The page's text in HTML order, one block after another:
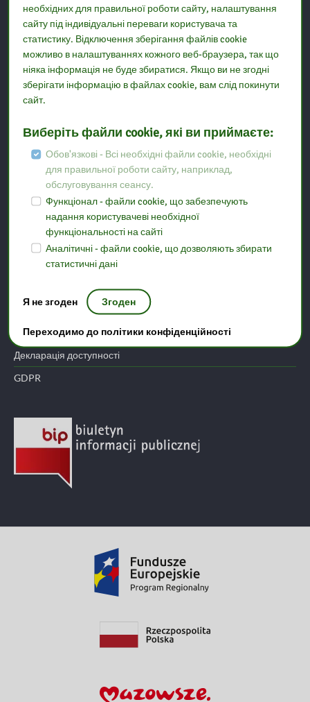
tel: (29) 764 21 29
e-mail: sekretariat@bp.ostroleka.pl
Корисні посилання
Міністерство освіти
Управління освіти у Варшаві
Центр ІТ-освіти та комп’ютерних застосувань у Варшаві
Центр підготовки вчителів Мазовецького місцевого
самоврядування
Повідомити про помилку
Карта сайту
Політика конфіденційності
Декларація доступності
GDPR
необхідних для правильної роботи сайту, налаштування
сайту під індивідуальні переваги користувача та
статистику. Відключення зберігання файлів cookie
можливо в налаштуваннях кожного веб-браузера, так що
ніяка інформація не буде збиратися. Якщо ви не згодні
зберігати інформацію в файлах cookie, вам слід покинути
сайт.
Виберіть файли cookie, які ви приймаєте:
Обов'язкові - Всі необхідні файли cookie, необхідні
для правильної роботи сайту, наприклад,
обслуговування сеансу.
Функціонал - файли cookie, що забезпечують
надання користувачеві необхідної
функціональності на сайті
Аналітичні - файли cookie, що дозволяють збирати
статистичні дані
Я не згоден Згоден
Переходимо до політики конфіденційності